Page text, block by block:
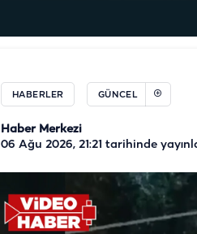
HABERLER GÜNCEL
Haber Merkezi
06 Ağu 2026, 21:21 tarihinde